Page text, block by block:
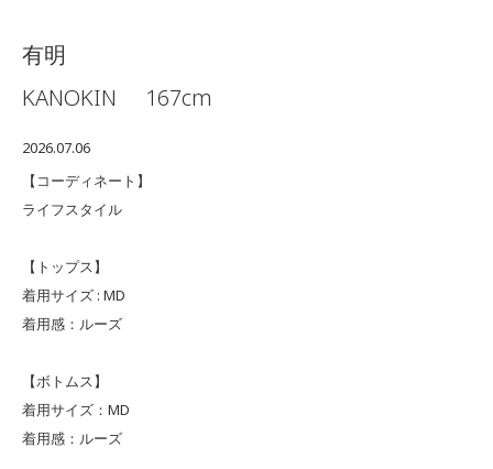
有明
KANOKIN
167cm
2026.07.06
【コーディネート】
ライフスタイル
【トップス】
着用サイズ : MD
着用感：ルーズ
【ボトムス】
着用サイズ：MD
着用感：ルーズ